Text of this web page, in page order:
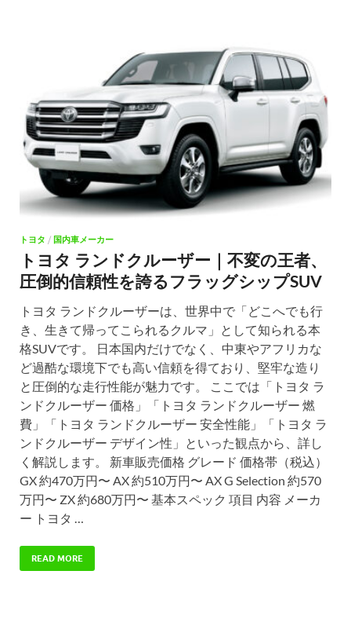
トヨタ / 国内車メーカー
トヨタ ランドクルーザー｜不変の王者、
圧倒的信頼性を誇るフラッグシップSUV
トヨタ ランドクルーザーは、世界中で「どこへでも行
き、生きて帰ってこられるクルマ」として知られる本
格SUVです。 日本国内だけでなく、中東やアフリカな
ど過酷な環境下でも高い信頼を得ており、堅牢な造り
と圧倒的な走行性能が魅力です。 ここでは「トヨタ ラ
ンドクルーザー 価格」「トヨタ ランドクルーザー 燃
費」「トヨタ ランドクルーザー 安全性能」「トヨタ ラ
ンドクルーザー デザイン性」といった観点から、詳し
く解説します。 新車販売価格 グレード 価格帯（税込）
GX 約470万円〜 AX 約510万円〜 AX G Selection 約570
万円〜 ZX 約680万円〜 基本スペック 項目 内容 メーカ
ー トヨタ …
READ MORE